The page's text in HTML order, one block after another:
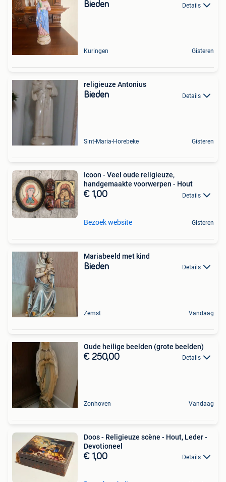
Bieden Details
Kuringen Gisteren
religieuze Antonius
Bieden Details
Sint-Maria-Horebeke Gisteren
Icoon - Veel oude religieuze,
handgemaakte voorwerpen - Hout
€ 1,00 Details
Bezoek website Gisteren
Mariabeeld met kind
Bieden Details
Zemst Vandaag
Oude heilige beelden (grote beelden)
€ 250,00 Details
Zonhoven Vandaag
Doos - Religieuze scène - Hout, Leder -
Devotioneel
€ 1,00 Details